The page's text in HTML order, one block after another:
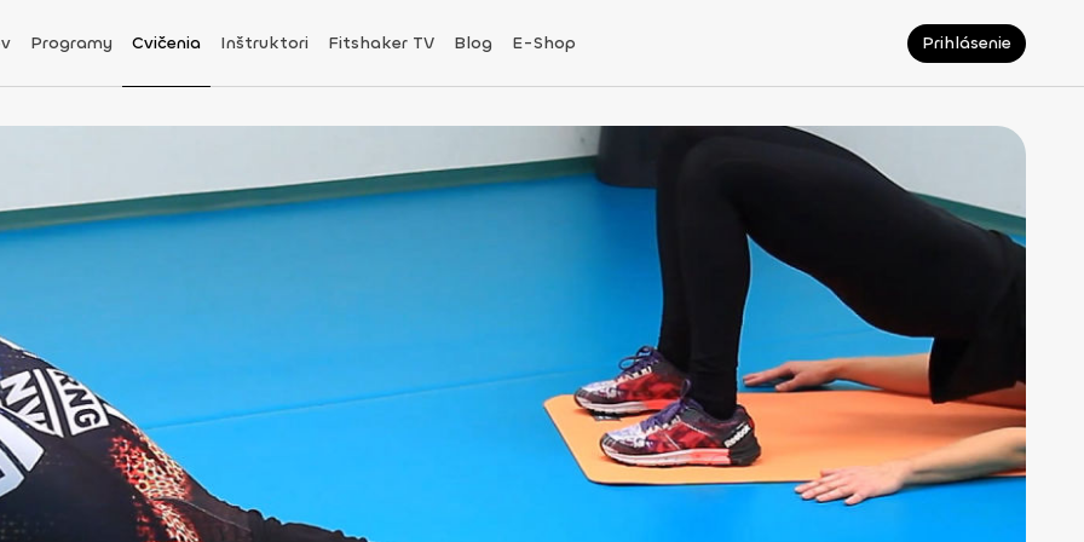
Programy Cvičenia Inštruktori Fitshaker TV Blog E-Shop Prihlásenie